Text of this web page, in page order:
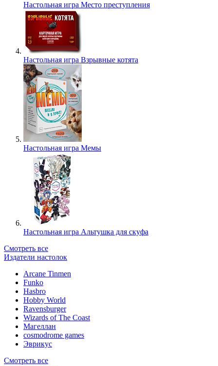
Настольная игра Место преступления
Настольная игра Взрывные котята
Настольная игра Мемы
Настольная игра Альтушка для скуфа
Смотреть все
Издатели настолок
Arcane Tinmen
Funko
Hasbro
Hobby World
Ravensburger
Wizards of The Coast
Магеллан
сosmodrome games
Эврикус
Смотреть все